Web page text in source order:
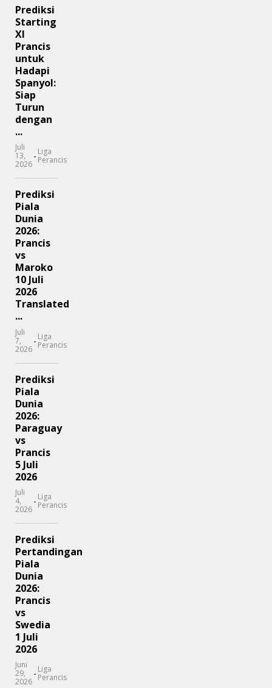
Prediksi
Starting
XI
Prancis
untuk
Hadapi
Spanyol:
Siap
Turun
dengan
...
Juli
13,
2026
- Liga
Perancis
Prediksi
Piala
Dunia
2026:
Prancis
vs
Maroko
10 Juli
2026
Translated
...
Juli
7,
2026
- Liga
Perancis
Prediksi
Piala
Dunia
2026:
Paraguay
vs
Prancis
5 Juli
2026
Juli
4,
2026
- Liga
Perancis
Prediksi
Pertandingan
Piala
Dunia
2026:
Prancis
vs
Swedia
1 Juli
2026
Juni
29,
2026
- Liga
Perancis